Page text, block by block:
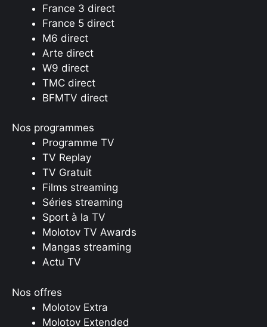
France 3 direct
France 5 direct
M6 direct
Arte direct
W9 direct
TMC direct
BFMTV direct
Nos programmes
Programme TV
TV Replay
TV Gratuit
Films streaming
Séries streaming
Sport à la TV
Molotov TV Awards
Mangas streaming
Actu TV
Nos offres
Molotov Extra
Molotov Extended